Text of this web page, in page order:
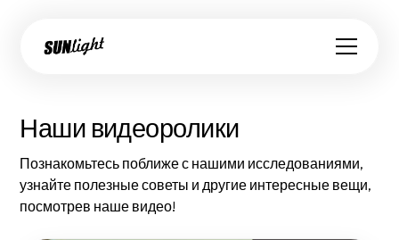
Наши видеоролики
Познакомьтесь поближе с нашими исследованиями,
узнайте полезные советы и другие интересные вещи,
посмотрев наше видео!